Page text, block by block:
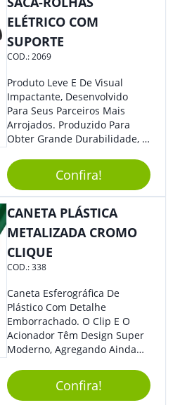
ELÉTRICO COM
SUPORTE
COD.:2069
Produto Leve E De Visual
Impactante, Desenvolvido
Para Seus Parceiros Mais
Arrojados. Produzido Para
Obter Grande Durabilidade, É
Sua Marca De Forma Estilosa,
Agregando Valor Para Sua
Empresa Em Eventos.
Confira!
CANETA PLÁSTICA
METALIZADA CROMO
CLIQUE
COD.:338
Caneta Esferográfica De
Plástico Com Detalhe
Emborrachado. O Clip E O
Acionador Têm Design Super
Moderno, Agregando Ainda
Marca.
Confira!